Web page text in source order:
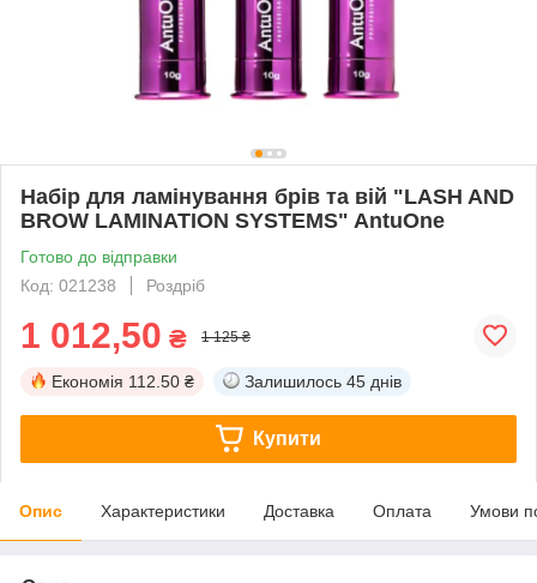
Набір для ламінування брів та вій "LASH AND
BROW LAMINATION SYSTEMS" AntuOne
Готово до відправки
Код: 021238
Роздріб
1 012,50 ₴ 1 125 ₴
Економія 112.50 ₴ Залишилось 45 днів
Купити
Опис Характеристики Доставка Оплата Умови